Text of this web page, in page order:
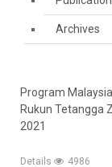
Archives
Program
Rukun Tetangga
2021
Details 4986